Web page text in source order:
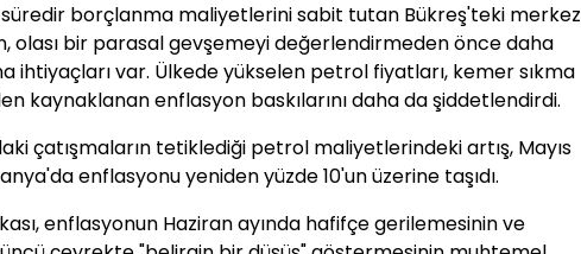
süredir borçlanma maliyetlerini sabit tutan Bükreş'teki merkez
olası bir parasal gevşemeyi değerlendirmeden önce daha
ihtiyaçları var. Ülkede yükselen petrol fiyatları, kemer sıkma
kaynaklanan enflasyon baskılarını daha da şiddetlendirdi.
çatışmaların tetiklediği petrol maliyetlerindeki artış, Mayıs
enflasyonu yeniden yüzde 10'un üzerine taşıdı.
enflasyonun Haziran ayında hafifçe gerilemesinin ve